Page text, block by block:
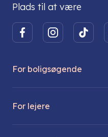
Plads til at være
For boligsøgende
Søg lejebolig
For lejere